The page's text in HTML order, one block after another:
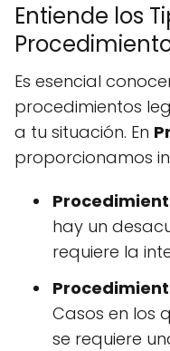
Entiende los
Es esencial
procedimientos
a tu situación. En
proporcionamos
hay un
requiere la
Casos en los
se requiere